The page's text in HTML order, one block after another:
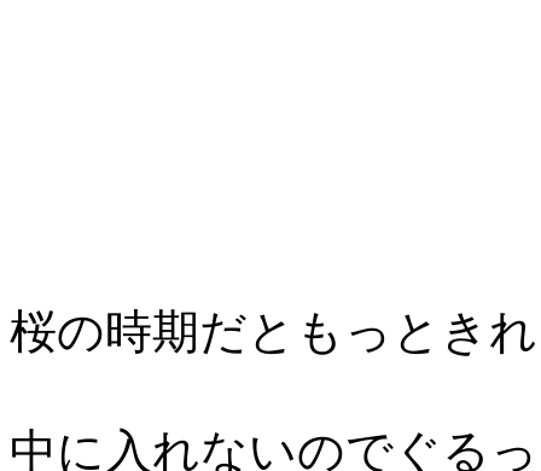
桜の時期だともっとき
中に入れないのでぐる